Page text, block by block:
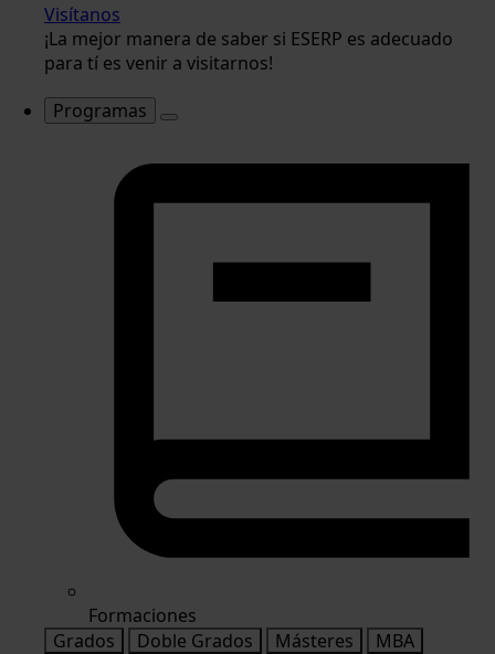
Visítanos
¡La mejor manera de saber si ESERP es adecuado
para tí es venir a visitarnos!
Programas
Formaciones
Grados
Doble Grados Másteres
MBA